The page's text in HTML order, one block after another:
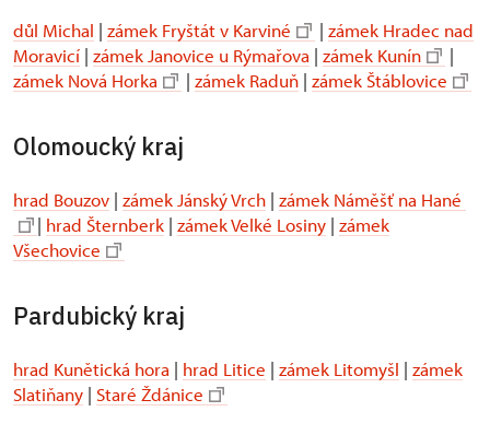
důl Michal | zámek Fryštát v Karviné | zámek Hradec nad
Moravicí | zámek Janovice u Rýmařova | zámek Kunín
|
zámek Nová Horka
| zámek Raduň | zámek Štáblovice
Olomoucký kraj
hrad Bouzov | zámek Jánský Vrch | zámek Náměšť na Hané
| hrad Šternberk | zámek Velké Losiny | zámek
Všechovice
Pardubický kraj
hrad Kunětická hora | hrad Litice | zámek Litomyšl | zámek
Slatiňany | Staré Ždánice